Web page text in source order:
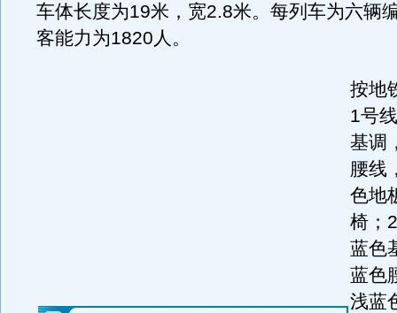
车体长度为19米，宽2.8米。每列车为六辆
客能力为1820人。
按地
1号
基调
腰线
色地
椅；
蓝色
蓝色
浅蓝